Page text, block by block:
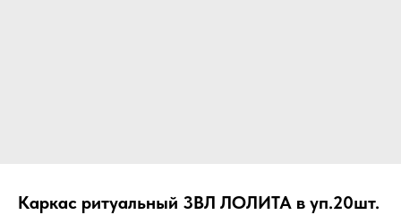
Каркас ритуальный 3ВЛ ЛОЛИТА в уп.20шт.